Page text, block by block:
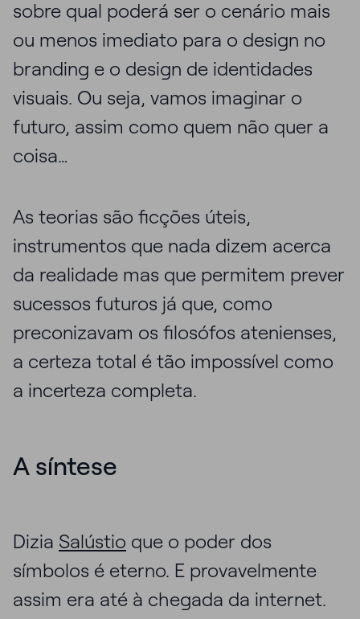
sobre qual poderá ser o cenário mais
ou menos imediato para o design no
branding e o design de identidades
visuais. Ou seja, vamos imaginar o
futuro, assim como quem não quer a
coisa…
As teorias são ficções úteis,
instrumentos que nada dizem acerca
da realidade mas que permitem prever
sucessos futuros já que, como
preconizavam os filosófos atenienses,
a certeza total é tão impossível como
a incerteza completa.
A síntese
Dizia Salústio que o poder dos
símbolos é eterno. E provavelmente
assim era até à chegada da internet.